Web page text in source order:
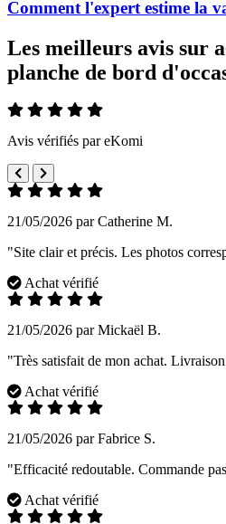
Comment l'expert estime la
Les meilleurs avis sur
planche de bord
Avis vérifiés par eKomi
21/05/2026 par Catherine M.
"Site clair et précis. Les photos
Achat vérifié
21/05/2026 par Mickaël B.
"Très satisfait de mon achat.
Achat vérifié
21/05/2026 par Fabrice S.
"Efficacité redoutable. Commande
Achat vérifié